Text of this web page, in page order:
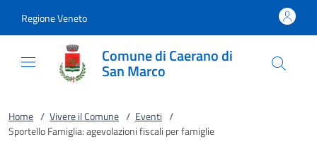
Regione Veneto
Comune di Caerano di
San Marco
Home / Vivere il Comune / Eventi /
Sportello Famiglia: agevolazioni fiscali per famiglie